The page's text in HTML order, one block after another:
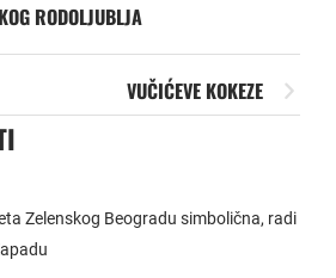
RODOLJUBLJA
VUČIĆEVE KOKEZE
Zelenskog Beogradu simbolična, radi